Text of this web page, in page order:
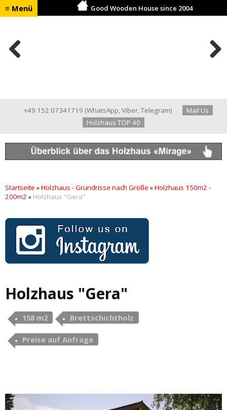
≡ Menü Good Wooden House since 2004
+49 152 07341719 (WhatsApp,Viber,Telegram)
Mail Us
Holzhaus TOP 40
Startseite »Holzhaus - Grundrisse nach Größe »Holzhaus 150m2 -
200m2 » Holzhaus "Gera"
Holzhaus "Gera"
158 m2 Brettschichtholz
Preise auf Anfrage